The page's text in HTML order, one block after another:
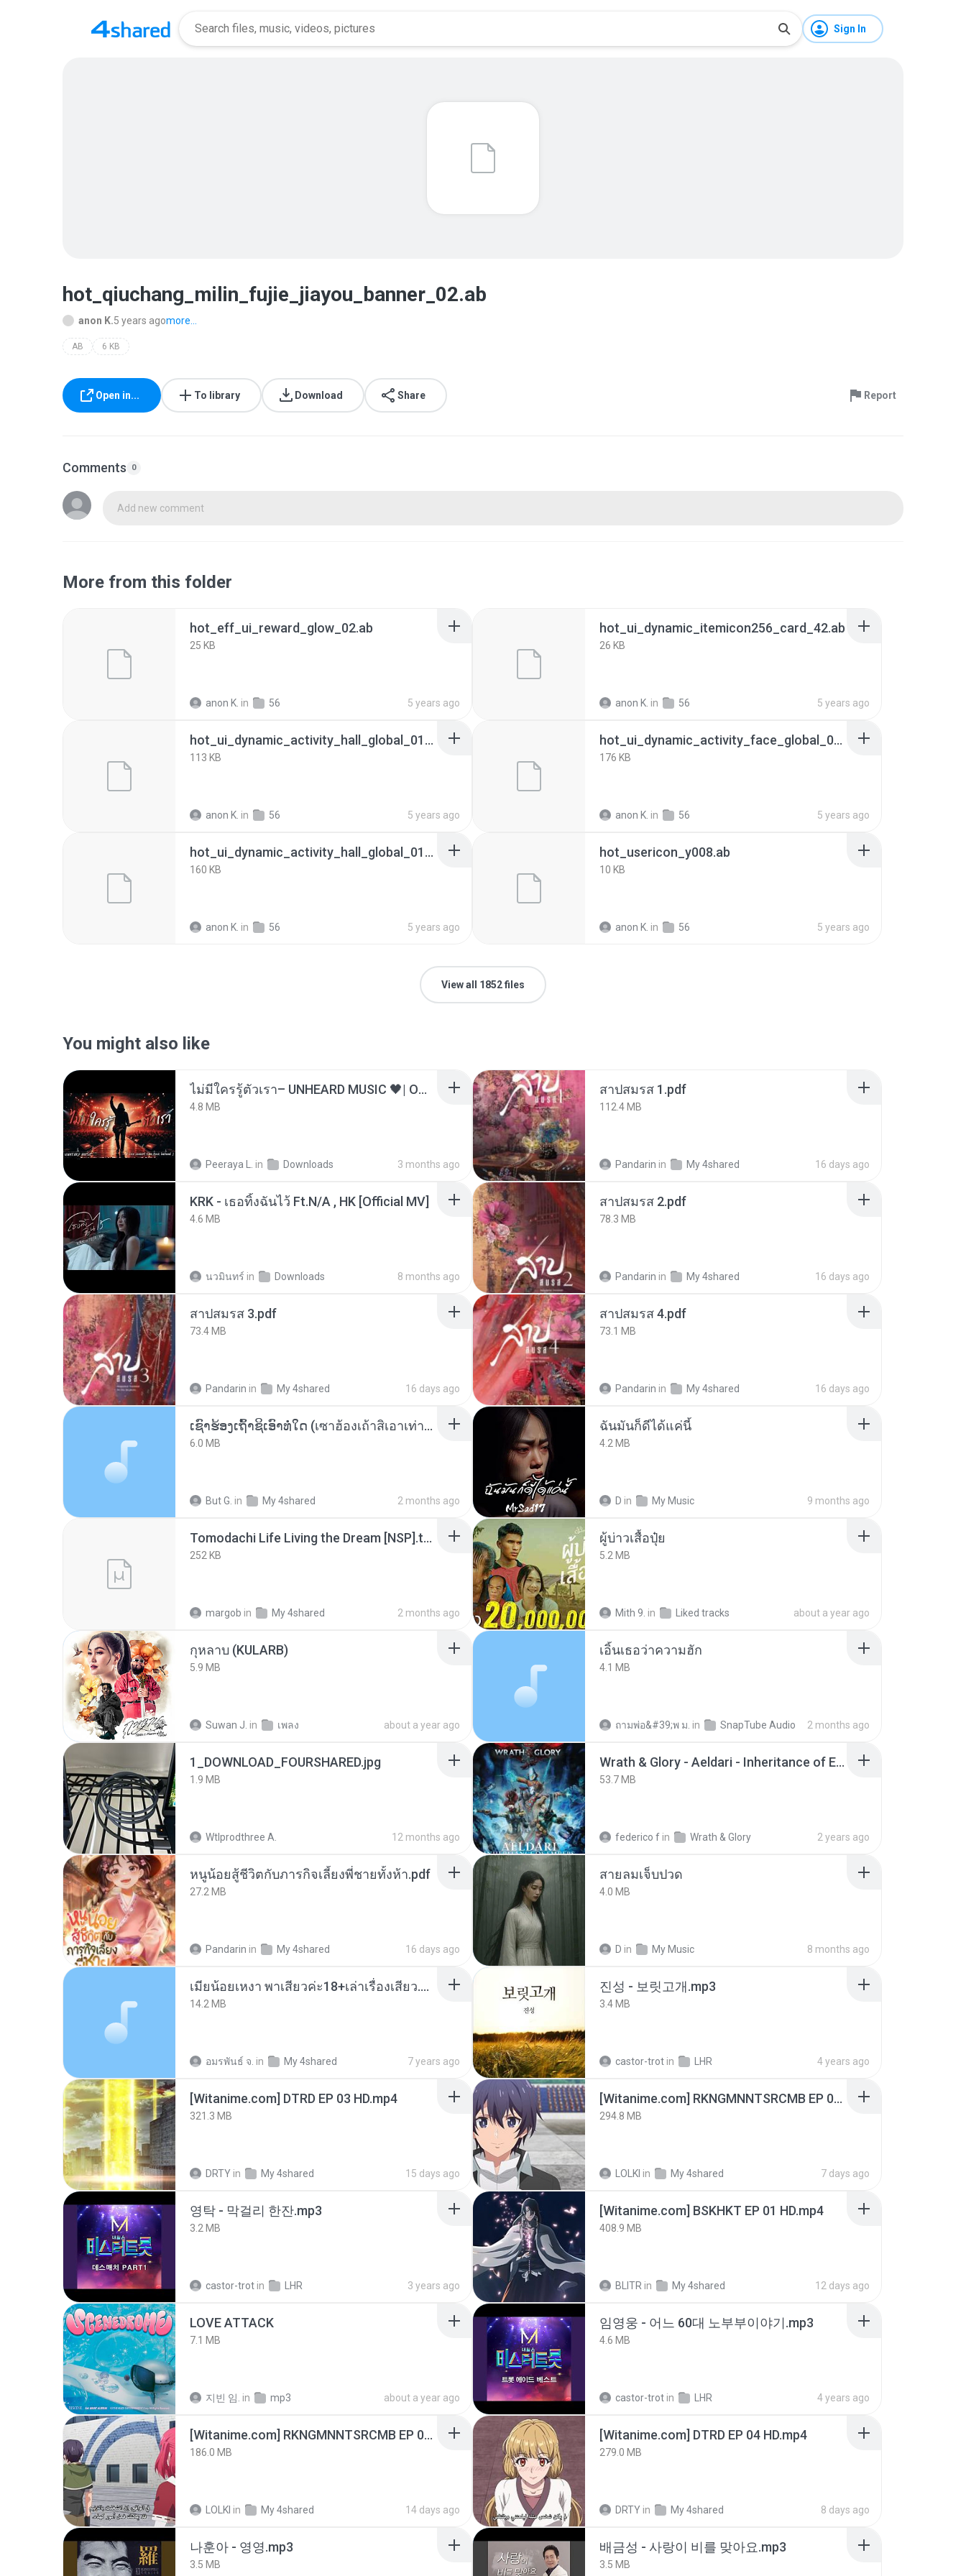
Sign In
hot_qiuchang_milin_fujie_jiayou_banner_02.ab
anon K.5 years agomore...
AB 6 KB
Open in... To library Download Share Report
Comments 0
Add new comment
More from this folder
hot_eff_ui_reward_glow_02.ab
25 KB
anon K. in 56 5 years ago
hot_ui_dynamic_itemicon256_card_42.ab
26 KB
anon K. in 56 5 years ago
hot_ui_dynamic_activity_hall_global_011_english.ab
113 KB
anon K. in 56 5 years ago
hot_ui_dynamic_activity_face_global_006_portugal.ab
176 KB
anon K. in 56 5 years ago
hot_ui_dynamic_activity_hall_global_018_indonesian.ab
160 KB
anon K. in 56 5 years ago
hot_usericon_y008.ab
10 KB
anon K. in 56 5 years ago
View all 1852 files
You might also like
ไม่มีใครรู้ตัวเรา– UNHEARD MUSIC 🖤| Official Lyric Video | เพลงสู้ชีวิต
4.8 MB
Peeraya L. in Downloads 3 months ago
สาปสมรส 1.pdf
112.4 MB
Pandarin in My 4shared 16 days ago
KRK - เธอทิ้งฉันไว้ Ft.N/A , HK [Official MV]
4.6 MB
นวมินทร์ in Downloads 8 months ago
สาปสมรส 2.pdf
78.3 MB
Pandarin in My 4shared 16 days ago
สาปสมรส 3.pdf
73.4 MB
Pandarin in My 4shared 16 days ago
สาปสมรส 4.pdf
73.1 MB
Pandarin in My 4shared 16 days ago
ເຊົາຮ້ອງເຖົ້າຊິເອົາທໍ່ໃດ (เซาฮ้องเถ้าสิเอาเท่าใด) ບຸນເກີດ ຫນູຫ່ວງ ft. ໂສພາ ຈຸນທະລາ
6.0 MB
But G. in My 4shared 2 months ago
ฉันมันก็ดีได้แค่นี้
4.2 MB
D in My Music 9 months ago
Tomodachi Life Living the Dream [NSP].torrent
252 KB
margob in My 4shared 2 months ago
ผู้บ่าวเสื้อปุ๋ย
5.2 MB
Mith 9. in Liked tracks about a year ago
กุหลาบ (KULARB)
5.9 MB
Suwan J. in เพลง about a year ago
เอิ้นเธอว่าความฮัก
4.1 MB
ถามพ่อ&#39;พ ม. in SnapTube Audio 2 months ago
1_DOWNLOAD_FOURSHARED.jpg
1.9 MB
Wtlprodthree A. 12 months ago
Wrath & Glory - Aeldari - Inheritance of Embers.pdf
53.7 MB
federico f in Wrath & Glory 2 years ago
หนูน้อยสู้ชีวิตกับภารกิจเลี้ยงพี่ชายทั้งห้า.pdf
27.2 MB
Pandarin in My 4shared 16 days ago
สายลมเจ็บปวด
4.0 MB
D in My Music 8 months ago
เมียน้อยเหงา พาเสียวค่ะ18+เล่าเรื่องเสียว.mp3
14.2 MB
อมรพันธ์ จ. in My 4shared 7 years ago
진성 - 보릿고개.mp3
3.4 MB
castor-trot in LHR 4 years ago
[Witanime.com] DTRD EP 03 HD.mp4
321.3 MB
DRTY in My 4shared 15 days ago
[Witanime.com] RKNGMNNTSRCMB EP 06 HD.mp4
294.8 MB
LOLKI in My 4shared 7 days ago
영탁 - 막걸리 한잔.mp3
3.2 MB
castor-trot in LHR 3 years ago
[Witanime.com] BSKHKT EP 01 HD.mp4
408.9 MB
BLITR in My 4shared 12 days ago
LOVE ATTACK
7.1 MB
지빈 임. in mp3 about a year ago
임영웅 - 어느 60대 노부부이야기.mp3
4.6 MB
castor-trot in LHR 4 years ago
[Witanime.com] RKNGMNNTSRCMB EP 05 HD.mp4
186.0 MB
LOLKI in My 4shared 14 days ago
[Witanime.com] DTRD EP 04 HD.mp4
279.0 MB
DRTY in My 4shared 8 days ago
나훈아 - 영영.mp3
3.5 MB
배금성 - 사랑이 비를 맞아요.mp3
3.5 MB